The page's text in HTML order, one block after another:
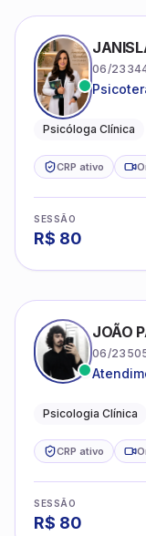
06/
Psicóloga Clínica
CRP ativo
SESSÃO
R$ 80
JOÃO
06/
Psicologia Clínica
CRP ativo
SESSÃO
R$ 80